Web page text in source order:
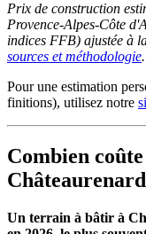
Prix de construction
Provence-Alpes-Côte
indices FFB) ajustée à
sources et méthodologie.
Pour une estimation
finitions), utilisez notre
Combien
Un terrain à bâtir à